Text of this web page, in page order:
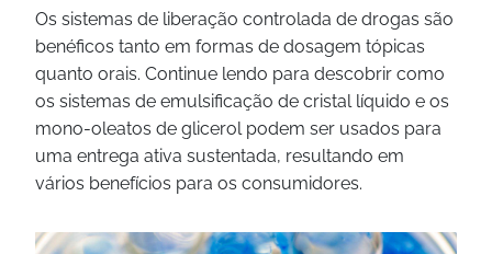
Os sistemas de liberação controlada de drogas são
benéficos tanto em formas de dosagem tópicas
quanto orais. Continue lendo para descobrir como
os sistemas de emulsificação de cristal líquido e os
mono-oleatos de glicerol podem ser usados para
uma entrega ativa sustentada, resultando em
vários benefícios para os consumidores.